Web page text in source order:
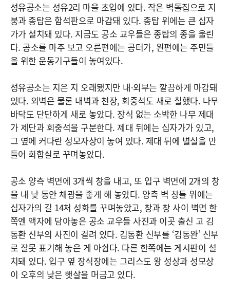
성유공소는 성유2리 마을 초입에 있다. 작은 벽돌집으로 지
붕과 종탑은 함석판으로 마감돼 있다. 종탑 위에는 큰 십자
가가 설치돼 있다. 지금도 공소 교우들은 종탑의 종을 울린
다. 공소를 마주 보고 오른편에는 공터가, 왼편에는 주민들
을 위한 운동기구들이 놓여있다.
성유공소는 지은 지 오래됐지만 내·외부는 깔끔하게 마감돼
있다. 외벽은 물론 내벽과 천장, 회중석도 새로 칠했다. 나무
바닥도 단단하게 새로 놓았다. 장식 없는 소박한 나무 제대
가 제단과 회중석을 구분한다. 제대 뒤에는 십자가가 있고,
그 옆에 커다란 성모자상이 놓여 있다. 제대 뒤에 별실을 만
들어 회합실로 꾸며놓았다.
공소 양측 벽면에 3개씩 창을 내고, 또 입구 벽면에 2개의 창
을 내 낮 동안 채광을 좋게 해 놓았다. 양측 벽 창틀 위에는
십자가의 길 14처 성화를 꾸며놓았고, 창과 창 사이 벽면 한
쪽엔 액자에 담아놓은 공소 교우들 사진과 이곳 출신 고 김
동환 신부의 사진이 걸려 있다. 김동환 신부를 ‘김동완’ 신부
로 잘못 표기해 놓은 게 아쉽다. 다른 한쪽에는 게시판이 설
치돼 있다. 입구 옆 장식장에는 그리스도 왕 성상과 성모상
이 오후의 낮은 햇살을 머금고 있다.